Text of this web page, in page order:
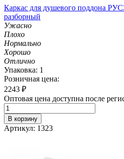
Каркас для душевого поддона
разборный
Ужасно
Плохо
Нормально
Хорошо
Отлично
Упаковка: 1
Розничная цена:
2243 ₽
Оптовая цена доступна после
В корзину
Артикул: 1323